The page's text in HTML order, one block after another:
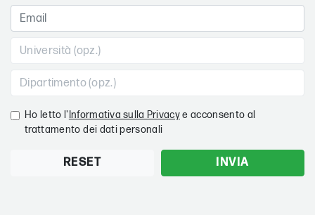
Ho letto l' Informativa sulla Privacye acconsento al
trattamento dei dati personali
RESET INVIA